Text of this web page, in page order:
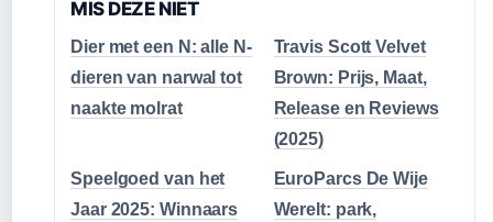
MIS DEZE NIET
Dier met een N: alle N-
dieren van narwal tot
naakte molrat
Travis Scott Velvet
Brown: Prijs, Maat,
Release en Reviews
(2025)
Speelgoed van het
Jaar 2025: Winnaars
EuroParcs De Wije
Werelt: park,